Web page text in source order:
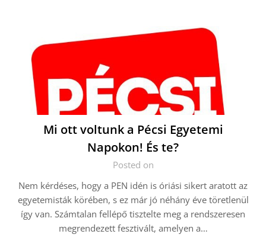
Mi ott voltunk a Pécsi Egyetemi
Napokon! És te?
Posted on
Nem kérdéses, hogy a PEN idén is óriási sikert aratott az
egyetemisták körében, s ez már jó néhány éve töretlenül
így van. Számtalan fellépő tisztelte meg a rendszeresen
megrendezett fesztivált, amelyen a…